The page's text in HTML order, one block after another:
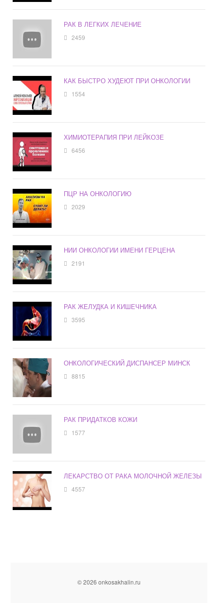
РАК В ЛЕГКИХ ЛЕЧЕНИЕ
2459
КАК БЫСТРО ХУДЕЮТ ПРИ ОНКОЛОГИИ
1554
ХИМИОТЕРАПИЯ ПРИ ЛЕЙКОЗЕ
6456
ПЦР НА ОНКОЛОГИЮ
2029
НИИ ОНКОЛОГИИ ИМЕНИ ГЕРЦЕНА
2191
РАК ЖЕЛУДКА И КИШЕЧНИКА
3595
ОНКОЛОГИЧЕСКИЙ ДИСПАНСЕР МИНСК
8815
РАК ПРИДАТКОВ КОЖИ
1577
ЛЕКАРСТВО ОТ РАКА МОЛОЧНОЙ ЖЕЛЕЗЫ
4557
© 2026 onkosakhalin.ru